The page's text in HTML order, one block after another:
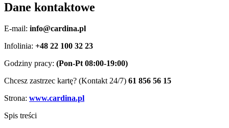
Dane kontaktowe
E-mail: info@cardina.pl
Infolinia: +48 22 100 32 23
Godziny pracy: (Pon-Pt 08:00-19:00)
Chcesz zastrzec kartę? (Kontakt 24/7) 61 856 56 15
Strona: www.cardina.pl
Spis treści